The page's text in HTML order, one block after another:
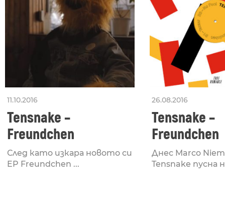
11.10.2016
Tensnake –
Freundchen
След като изкара новото си
EP Freundchen ...
26.08.2016
Tensnake –
Freundchen
Днес Marco
Tensnake пусна